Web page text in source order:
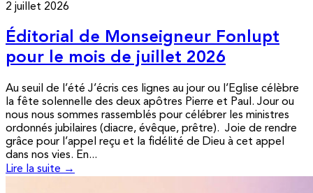
2 juillet 2026
Éditorial de Monseigneur Fonlupt
pour le mois de juillet 2026
Au seuil de l’été J’écris ces lignes au jour ou l’Eglise célèbre
la fête solennelle des deux apôtres Pierre et Paul. Jour ou
nous nous sommes rassemblés pour célébrer les ministres
ordonnés jubilaires (diacre, évêque, prêtre). Joie de rendre
grâce pour l’appel reçu et la fidélité de Dieu à cet appel
dans nos vies. En...
Lire la suite →